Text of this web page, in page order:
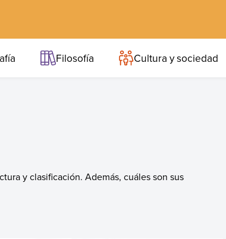
Filosofía Cultura y sociedad
y clasificación. Además, cuáles son sus